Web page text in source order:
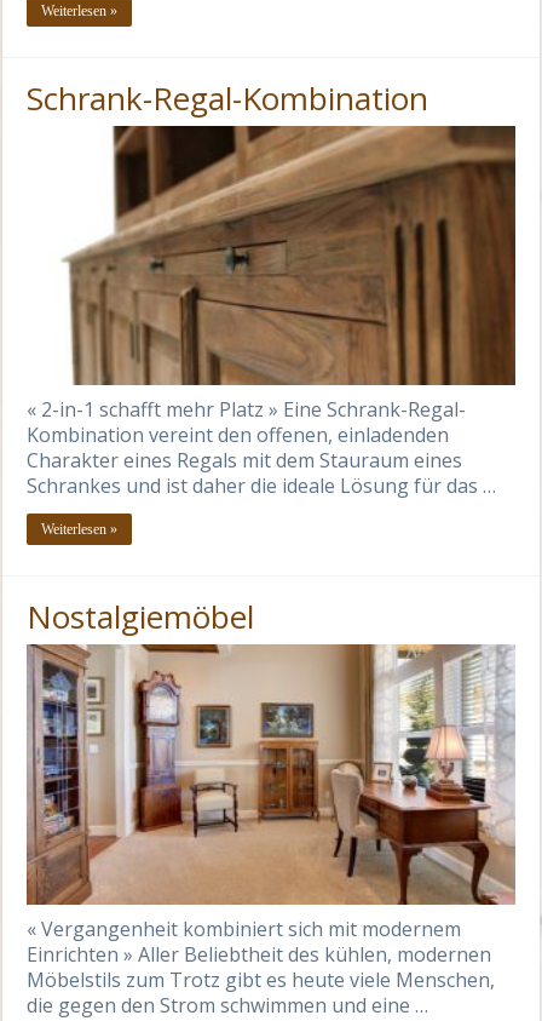
Weiterlesen »
Schrank-Regal-Kombination
« 2-in-1 schafft mehr Platz » Eine Schrank-Regal-
Kombination vereint den offenen, einladenden
Charakter eines Regals mit dem Stauraum eines
Schrankes und ist daher die ideale Lösung für das …
Weiterlesen »
Nostalgiemöbel
« Vergangenheit kombiniert sich mit modernem
Einrichten » Aller Beliebtheit des kühlen, modernen
Möbelstils zum Trotz gibt es heute viele Menschen,
die gegen den Strom schwimmen und eine …